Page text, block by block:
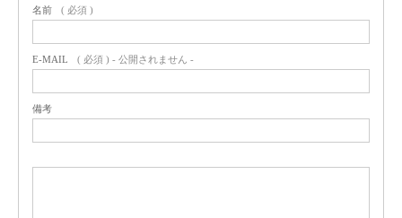
名前 ( 必須 )
E-MAIL ( 必須 ) - 公開されません -
備考